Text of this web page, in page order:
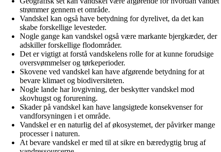
strømmer gennem et område.
Vandskel kan også have betydning for dyrelivet, da det kan
skabe forskellige levesteder.
Nogle gange kan vandskel også være markante bjergkæder, der
adskiller forskellige flodområder.
Det er vigtigt at forstå vandskelens rolle for at kunne forudsige
oversvømmelser og tørkeperioder.
Skovene ved vandskel kan have afgørende betydning for at
bevare klimaet og biodiversiteten.
Nogle lande har lovgivning, der beskytter vandskel mod
skovhugst og forurening.
Skader på vandskel kan have langsigtede konsekvenser for
vandforsyningen i et område.
Vandskel er en naturlig del af økosystemet, der påvirker mange
processer i naturen.
At bevare vandskel er med til at sikre en bæredygtig brug af